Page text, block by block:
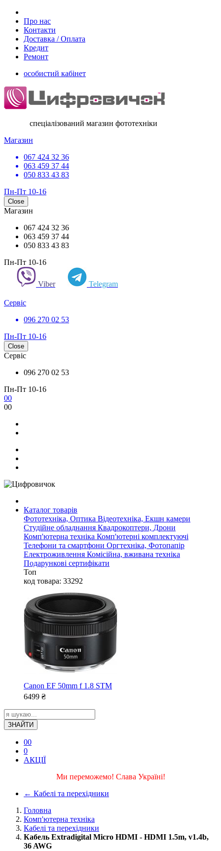
Про нас
Контакти
Доставка / Оплата
Кредит
Ремонт
особистий кабінет
спеціалізований магазин фототехніки
Магазин
067 424 32 36
063 459 37 44
050 833 43 83
Пн-Пт 10-16
Close
Магазин
067 424 32 36
063 459 37 44
050 833 43 83
Пн-Пт 10-16
Viber Telegram
Сервіс
096 270 02 53
Пн-Пт 10-16
Close
Сервіс
096 270 02 53
Пн-Пт 10-16
00
00
Каталог товарів
Фототехніка, Оптика Відеотехніка, Екшн камери
Студійне обладнання Квадрокоптери, Дрони
Комп'ютерна техніка Комп'ютерні комплектуючі
Телефони та смартфони Оргтехніка, Фотопапір
Електроживлення Комісійна, вживана техніка
Подарункові сертифікати
Топ
код товара: 33292
Canon EF 50mm f 1.8 STM
6499 ₴
ЗНАЙТИ
00
0
АКЦІЇ
Ми переможемо! Слава Україні!
← Кабелі та перехідники
Головна
Комп'ютерна техніка
Кабелі та перехідники
Кабель Extradigital Micro HDMI - HDMI 1.5m, v1.4b,
36 AWG